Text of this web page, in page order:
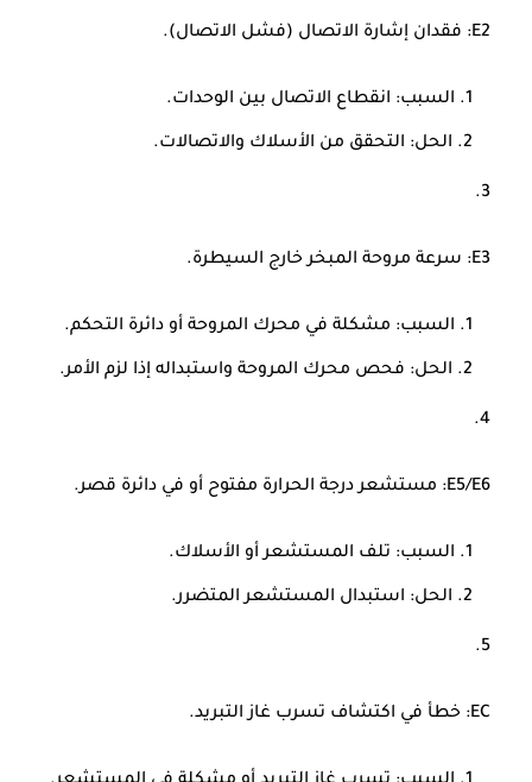
E2: فقدان إشارة الاتصال (فشل الاتصال).
السبب: انقطاع الاتصال بين الوحدات.
الحل: التحقق من الأسلاك والاتصالات.
E3: سرعة مروحة المبخر خارج السيطرة.
السبب: مشكلة في محرك المروحة أو دائرة التحكم.
الحل: فحص محرك المروحة واستبداله إذا لزم الأمر.
E5/E6: مستشعر درجة الحرارة مفتوح أو في دائرة قصر.
السبب: تلف المستشعر أو الأسلاك.
الحل: استبدال المستشعر المتضرر.
EC: خطأ في اكتشاف تسرب غاز التبريد.